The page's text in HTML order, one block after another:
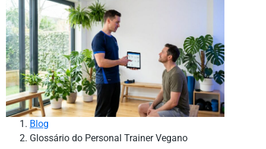
Blog
Glossário do Personal Trainer Vegano